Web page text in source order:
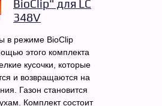
BioClip" для LC
348V
в режиме BioClip
этого комплекта
кусочки, которые
и возвращаются на
Газон становится
Комплект состоит